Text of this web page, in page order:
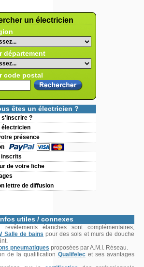
un électricien
département
code postal
êtes un électricien ?
s'inscrire ?
électricien
présence
de votre fiche
lettre de diffusion
utiles / connexes
étanches sont complémentaires,
Salle de bains pour des sols et murs de douche
pneumatiques proposées par A.M.I. Réseau.
de la qualification Qualifelec et ses avantages